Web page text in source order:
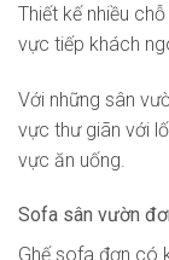
Thiết kế nhiều
vực tiếp khách
Với những sân
vực thư giãn với
vực ăn uống.
Sofa sân vườn
Ghế sofa đơn có